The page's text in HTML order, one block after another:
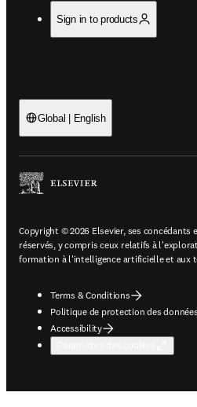
Sign in to products
Global | English
Copyright © 2026 Elsevier, ses
réservés, y compris ceux relatifs à
formation à l'intelligence artificielle et aux
Terms & Conditions
Politique de protection des
Accessibility